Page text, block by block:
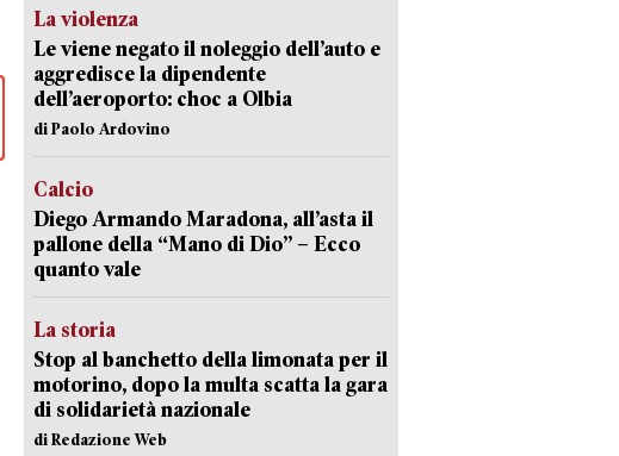
La violenza
Le viene negato il noleggio dell’auto e
aggredisce la dipendente
dell’aeroporto: choc a Olbia
di Paolo Ardovino
Calcio
Diego Armando Maradona, all’asta il
pallone della “Mano di Dio” – Ecco
quanto vale
La storia
Stop al banchetto della limonata per il
motorino, dopo la multa scatta la gara
di solidarietà nazionale
di Redazione Web